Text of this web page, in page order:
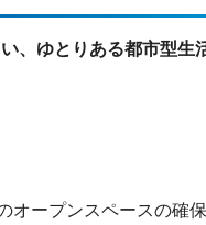
、ゆとりある都市型生
ープンスペースの確